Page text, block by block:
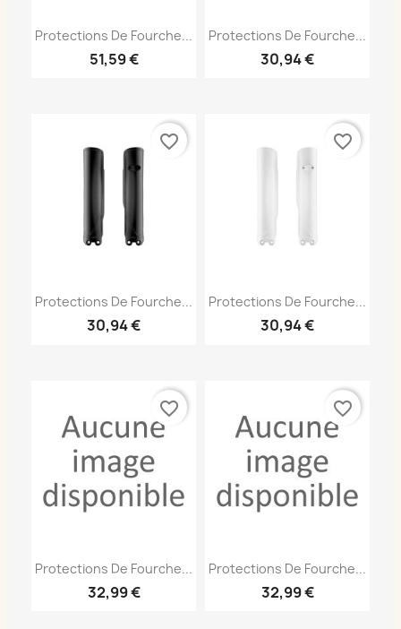
Protections De Fourche...
51,59 €
Protections De Fourche...
30,94 €
Protections De Fourche...
30,94 €
favorite_border
Protections De Fourche...
30,94 €
favorite_border
Protections De Fourche...
32,99 €
favorite_border
Protections De Fourche...
32,99 €
favorite_border